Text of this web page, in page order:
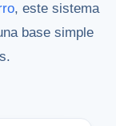
, este sistema
base simple